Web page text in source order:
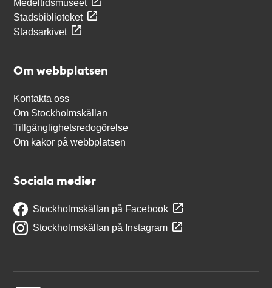
Medeltidsmuseet
Stadsbiblioteket
Stadsarkivet
Om webbplatsen
Kontakta oss
Om Stockholmskällan
Tillgänglighetsredogörelse
Om kakor på webbplatsen
Sociala medier
Stockholmskällan på Facebook
Stockholmskällan på Instagram